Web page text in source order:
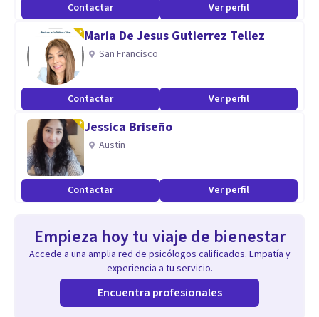
Contactar Ver perfil
Maria De Jesus Gutierrez Tellez
San Francisco
Contactar Ver perfil
Jessica Briseño
Austin
Contactar Ver perfil
Empieza hoy tu viaje de bienestar
Accede a una amplia red de psicólogos calificados. Empatía y
experiencia a tu servicio.
Encuentra profesionales